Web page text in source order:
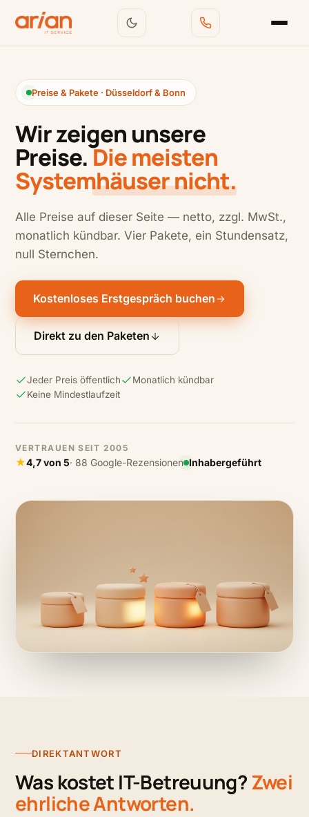
Preise & Pakete · Düsseldorf & Bonn
Wir zeigen unsere
Preise.Die meisten
Systemhäuser nicht.
Alle Preise auf dieser Seite — netto, zzgl. MwSt.,
monatlich kündbar. Vier Pakete, ein Stundensatz,
null Sternchen.
Kostenloses Erstgespräch buchen
Direkt zu den Paketen
Jeder Preis öffentlich
Monatlich kündbar
Keine Mindestlaufzeit
VERTRAUEN SEIT 2005
★4,7 von 5· 88 Google-Rezensionen Inhabergeführt
DIREKTANTWORT
Was kostet IT-Betreuung? Zwei
ehrliche Antworten.